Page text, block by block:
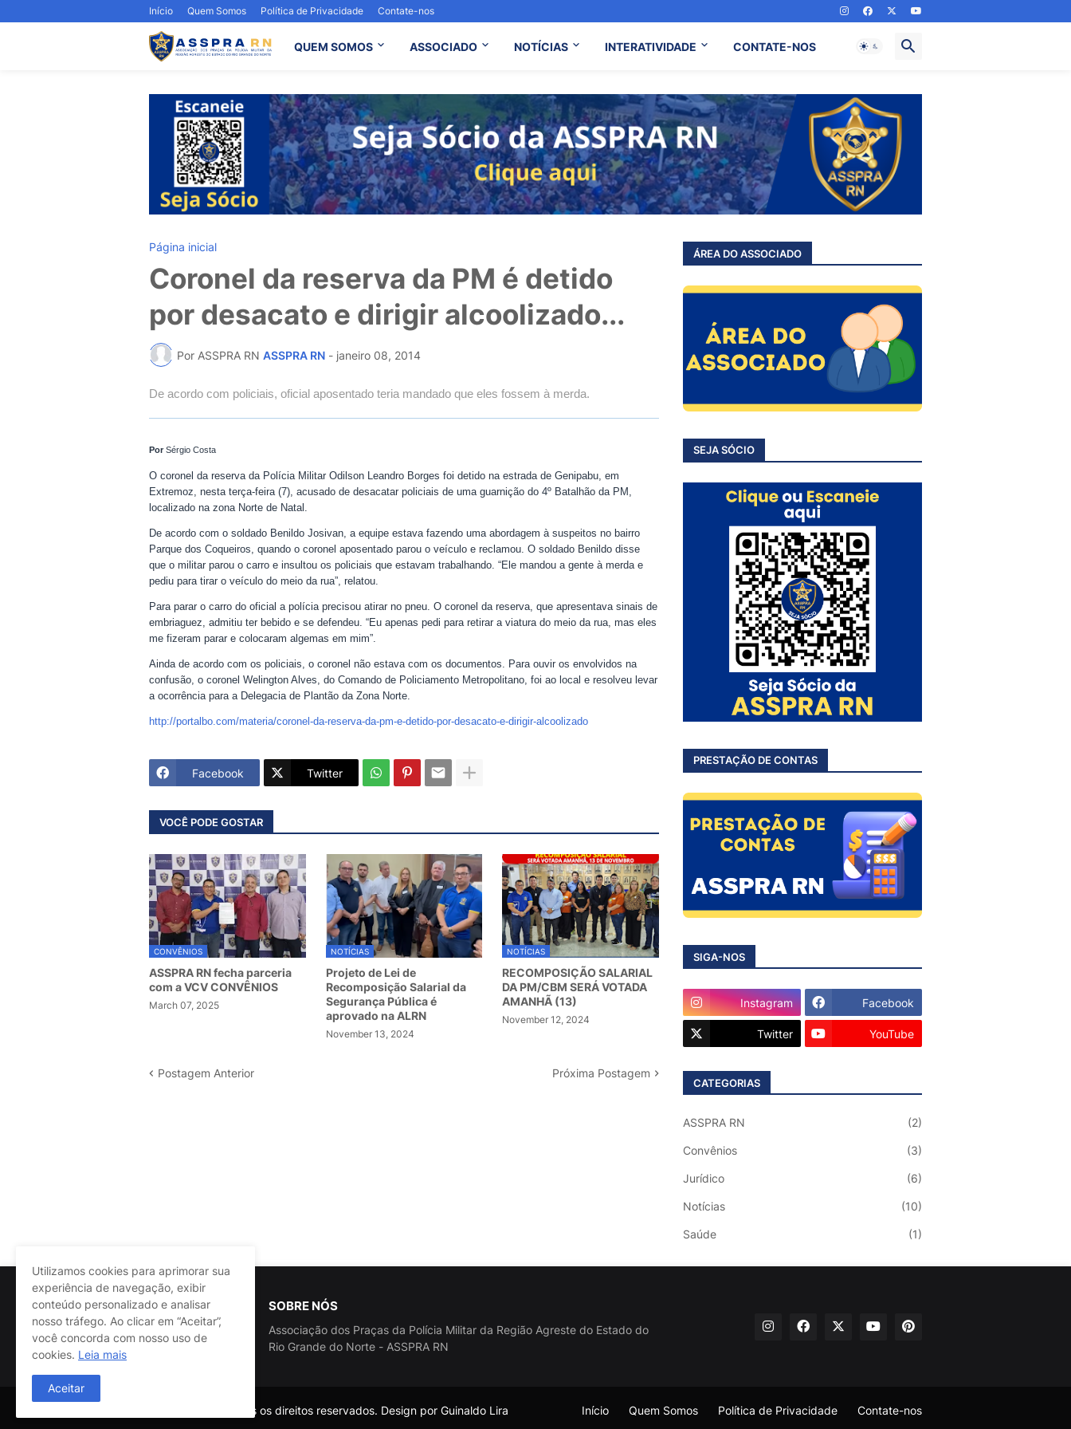
Início Quem Somos Política de Privacidade Contate-nos
QUEM SOMOS ASSOCIADO NOTÍCIAS INTERATIVIDADE CONTATE-NOS
Página inicial
Coronel da reserva da PM é detido
por desacato e dirigir alcoolizado...
Por ASSPRA RN ASSPRA RN - janeiro 08, 2014
De acordo com policiais, oficial aposentado teria mandado que eles fossem à merda.
Por Sérgio Costa
O coronel da reserva da Polícia Militar Odilson Leandro Borges foi detido na estrada de Genipabu, em
Extremoz, nesta terça-feira (7), acusado de desacatar policiais de uma guarnição do 4º Batalhão da PM,
localizado na zona Norte de Natal.
De acordo com o soldado Benildo Josivan, a equipe estava fazendo uma abordagem à suspeitos no bairro
Parque dos Coqueiros, quando o coronel aposentado parou o veículo e reclamou. O soldado Benildo disse
que o militar parou o carro e insultou os policiais que estavam trabalhando. “Ele mandou a gente à merda e
pediu para tirar o veículo do meio da rua”, relatou.
Para parar o carro do oficial a polícia precisou atirar no pneu. O coronel da reserva, que apresentava sinais de
embriaguez, admitiu ter bebido e se defendeu. “Eu apenas pedi para retirar a viatura do meio da rua, mas eles
me fizeram parar e colocaram algemas em mim”.
Ainda de acordo com os policiais, o coronel não estava com os documentos. Para ouvir os envolvidos na
confusão, o coronel Welington Alves, do Comando de Policiamento Metropolitano, foi ao local e resolveu levar
a ocorrência para a Delegacia de Plantão da Zona Norte.
http://portalbo.com/materia/coronel-da-reserva-da-pm-e-detido-por-desacato-e-dirigir-alcoolizado
Facebook Twitter
VOCÊ PODE GOSTAR
CONVÊNIOS
ASSPRA RN fecha parceria
com a VCV CONVÊNIOS
March 07, 2025
NOTÍCIAS
Projeto de Lei de
Recomposição Salarial da
Segurança Pública é
aprovado na ALRN
November 13, 2024
NOTÍCIAS
RECOMPOSIÇÃO SALARIAL
DA PM/CBM SERÁ VOTADA
AMANHÃ (13)
November 12, 2024
Postagem Anterior Próxima Postagem
ÁREA DO ASSOCIADO
SEJA SÓCIO
PRESTAÇÃO DE CONTAS
SIGA-NOS
Instagram Facebook
Twitter YouTube
CATEGORIAS
ASSPRA RN (2)
Convênios (3)
Jurídico (6)
Notícias (10)
Saúde (1)
SOBRE NÓS
Associação dos Praças da Polícia Militar da Região Agreste do Estado do
Rio Grande do Norte - ASSPRA RN
@ASSPRA RN Todos os direitos reservados. Design por Guinaldo Lira Início Quem Somos Política de Privacidade Contate-nos
Utilizamos cookies para aprimorar sua
experiência de navegação, exibir
conteúdo personalizado e analisar
nosso tráfego. Ao clicar em “Aceitar”,
você concorda com nosso uso de
cookies. Leia mais
Aceitar